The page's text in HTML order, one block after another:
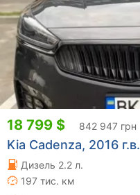
18 799 $ 842 947 грн
Kia Cadenza, 2016 г.в.
Дизель 2.2 л.
197 тис. км